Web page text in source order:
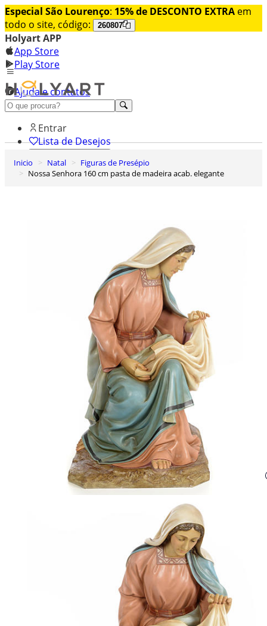
Especial São Lourenço: 15% de DESCONTO EXTRA em
todo o site, código:
260807
Holyart APP
App Store
Play Store
Ajuda e contatos
Conheça premium
Entrar
Lista de Desejos
Carrinho de Compras
Inicio Natal
Figuras de Presépio
Nossa Senhora 160 cm pasta de madeira acab. elegante